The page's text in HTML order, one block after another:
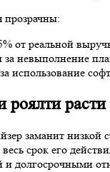
от реальной
невыполнение
использование
роялти
заманит
срок его
и долгосрочными